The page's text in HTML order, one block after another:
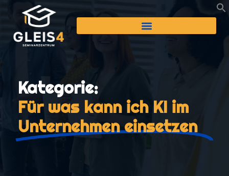
Kategorie:
Für was kann ich KI im
Unternehmen einsetzen